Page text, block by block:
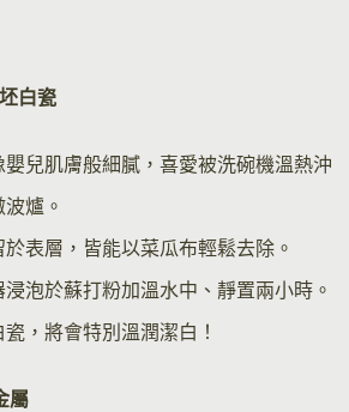
白瓷
兒肌膚般細膩，喜愛被洗碗機溫熱沖
爐。
表層，皆能以菜瓜布輕鬆去除。
泡於蘇打粉加溫水中、靜置兩小時。
，將會特別溫潤潔白！
屬